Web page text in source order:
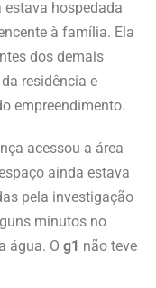
estava hospedada
à família. Ela
dos demais
residência e
empreendimento.
acessou a área
ainda estava
pela investigação
minutos no
água. O g1 não teve